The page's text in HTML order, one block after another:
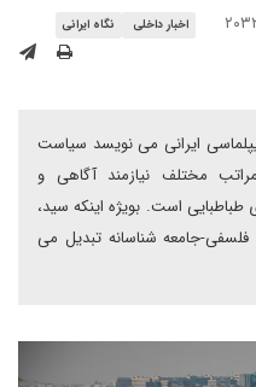
اخبار داخلی نگاه ایرانی
ایرانی می نویسد سیاست
مختلف نیازمند آگاهی و
طباطبایی است. بویژه اینکه سید،
جامعه شناسانه تبدیل می